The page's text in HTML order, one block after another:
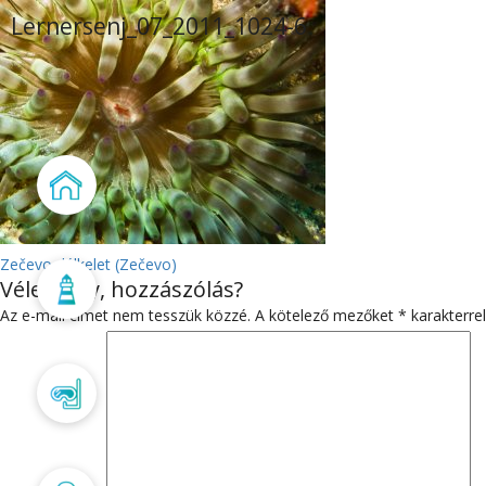
Főoldal
Búvárbázis
Lernersenj_07_2011_1024-6
BEJEGYZÉS
NAVIGÁCIÓ
Zečevo délkelet (Zečevo)
Vélemény, hozzászólás?
Az e-mail címet nem tesszük közzé. A kötelező mezőket *